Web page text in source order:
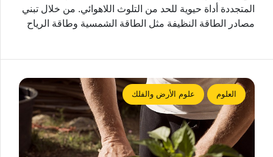
المتجددة أداة حيوية للحد من التلوث اللاهوائي. من خلال تبني
مصادر الطاقة النظيفة مثل الطاقة الشمسية وطاقة الرياح
العلوم علوم الأرض والفلك